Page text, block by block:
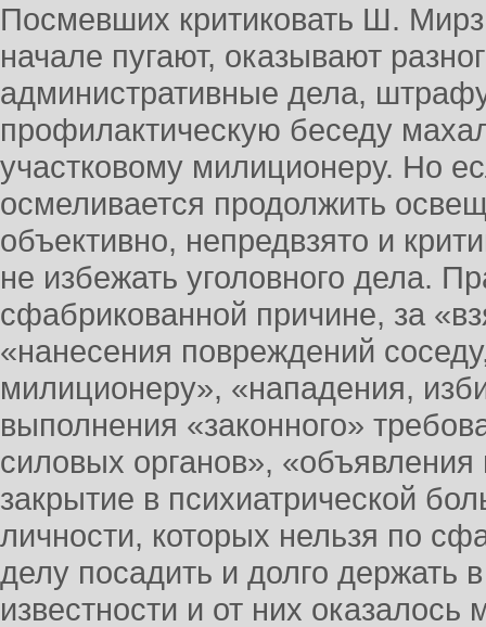
Посмевших критиковать Ш.
начале пугают, оказывают
административные дела,
профилактическую беседу
участковому милиционеру. Но
осмеливается продолжить
объективно, непредвзято и
не избежать уголовного дела.
сфабрикованной причине, за
«нанесения повреждений
милиционеру», «нападения,
выполнения «законного»
силовых органов»,
закрытие в психиатрической
личности, которых нельзя по
делу посадить и долго держать
известности и от них оказалось